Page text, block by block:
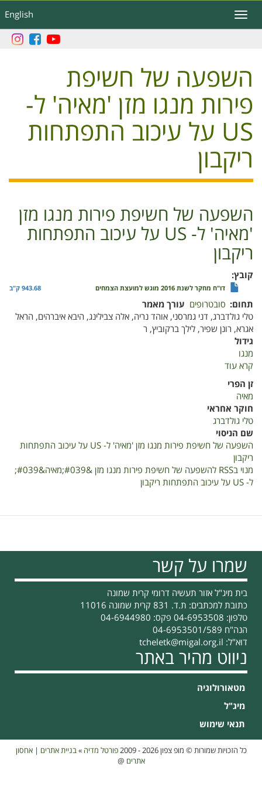
לתוכן
העיקרי
English
Toggle
navigation
השפעה של חשיפת
פירות מנגו מזן 'מאיה' ל-
US על עיכוב התפתחות
ריקבון
השפעה של חשיפת פירות מנגו מזן
'מאיה' ל- US על עיכוב התפתחות
ריקבון
קובץ
דו"ח מחקר לשנת 2016 מוגש למועצת הצמחים 943.68 ק"ב
תחום סובטרופים עורך מאמר
טלי גולדברג, דני גמרסני, אוהד נריה, אלה צבילינג, היבא איברהים, הראל
אגרא, רונן שפיר, לילך ברקוביץ, ר
גידול
מנגו
קרא עוד
פירות
מנגו
מזן
'מאיה'
ל-
US
על
התפתחות
זן הפרי
מאיה
חוקר אחראי
טלי גולדברג
שם הניסוי
השפעה של חשיפת פירות מנגו מזן 'מאיה' ל- US על עיכוב התפתחות
ריקבון
מנוי בRSS להשפעה של חשיפת פירות מנגו מזן &#039;מאיה&#039;
ל- US על עיכוב התפתחות ריקבון
שמרו על קשר
בית מיג"ל אזור תעשיה דרומי קרית שמונה
כתובת למכתבים: ת.ד. 831 קרית שמונה 11016
טלפון: 04-6953508 פקס: 04-6944980
הנה"ח 04-6953501/589
דוא"ל: tcheletk@migal.org.il
ניווט מהיר באתר
מטאורולוגיה
מיג"ל
תנאי שימוש
כל הזכויות שמורות © מופ צפון 2026 - 2009 פורטל מדיה »בניית אתרים |אחסון
אתרים @